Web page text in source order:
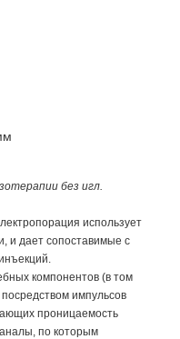
без игл.
использует
и дает сопоставимые с
компонентов (в том
импульсов
проницаемость
по которым